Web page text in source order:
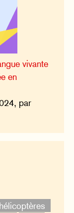
vivante
en
par